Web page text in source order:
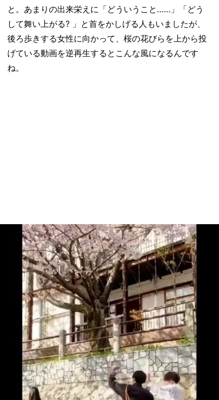
と。あまりの出来栄えに「どういうこと……」「どう
して舞い上がる? 」と首をかしげる人もいましたが、
後ろ歩きする女性に向かって、桜の花びらを上から投
げている動画を逆再生するとこんな風になるんです
ね。